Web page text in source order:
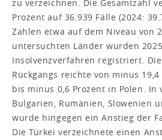
zu verzeichnen. Die Gesamtzahl
Prozent auf 36.939 Fälle (2024:
Zahlen etwa auf dem Niveau von
untersuchten Länder wurden
Insolvenzverfahren registriert.
Rückgangs reichte von minus
bis minus 0,6 Prozent in Polen. In
Bulgarien, Rumänien, Slowenien
wurde hingegen ein Anstieg der
Die Türkei verzeichnete einen